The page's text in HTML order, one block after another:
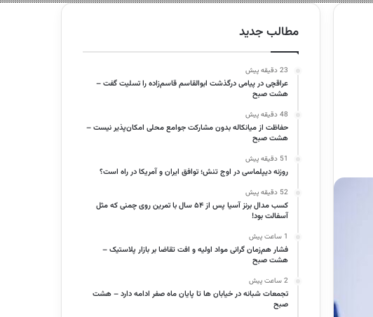
مطالب جدید
23 دقیقه پیش
عراقچی در پیامی درگذشت ابوالقاسم قاسم‌زاده را تسلیت گفت –
هشت صبح
48 دقیقه پیش
حفاظت از میانکاله بدون مشارکت جوامع محلی امکان‌پذیر نیست –
هشت صبح
51 دقیقه پیش
روزنه دیپلماسی در اوج تنش؛ توافق ایران و آمریکا در راه است؟
52 دقیقه پیش
کسب مدال برنز آسیا پس از ۵۴ سال با تمرین روی چمنی که مثل
آسفالت بود!
1 ساعت پیش
فشار هم‌زمان گرانی مواد اولیه و افت تقاضا بر بازار پلاستیک –
هشت صبح
2 ساعت پیش
تجمعات شبانه در خیابان ها تا پایان ماه صفر ادامه دارد – هشت
صبح